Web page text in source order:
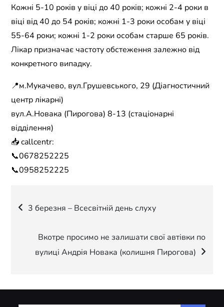
Кожні 5-10 років у віці до 40 років; кожні 2-4 роки в
віці від 40 до 54 років; кожні 1-3 роки особам у віці
55-64 роки; кожні 1-2 роки особам старше 65 років.
Лікар призначає частоту обстеження залежно від
конкретного випадку.
📍м.Мукачево, вул.Грушевського, 29 (Діагностичний
центр лікарні)
вул.А.Новака (Пирогова) 8-13 (стаціонарні
відділення)
📥 callcentr:
📞0678252225
📞0958252225
Навігація
записів
3 березня – Всесвітній день слуху
Вкотре просимо не залишати свої автівки по
вулиці Андрія Новака (колишня Пирогова)